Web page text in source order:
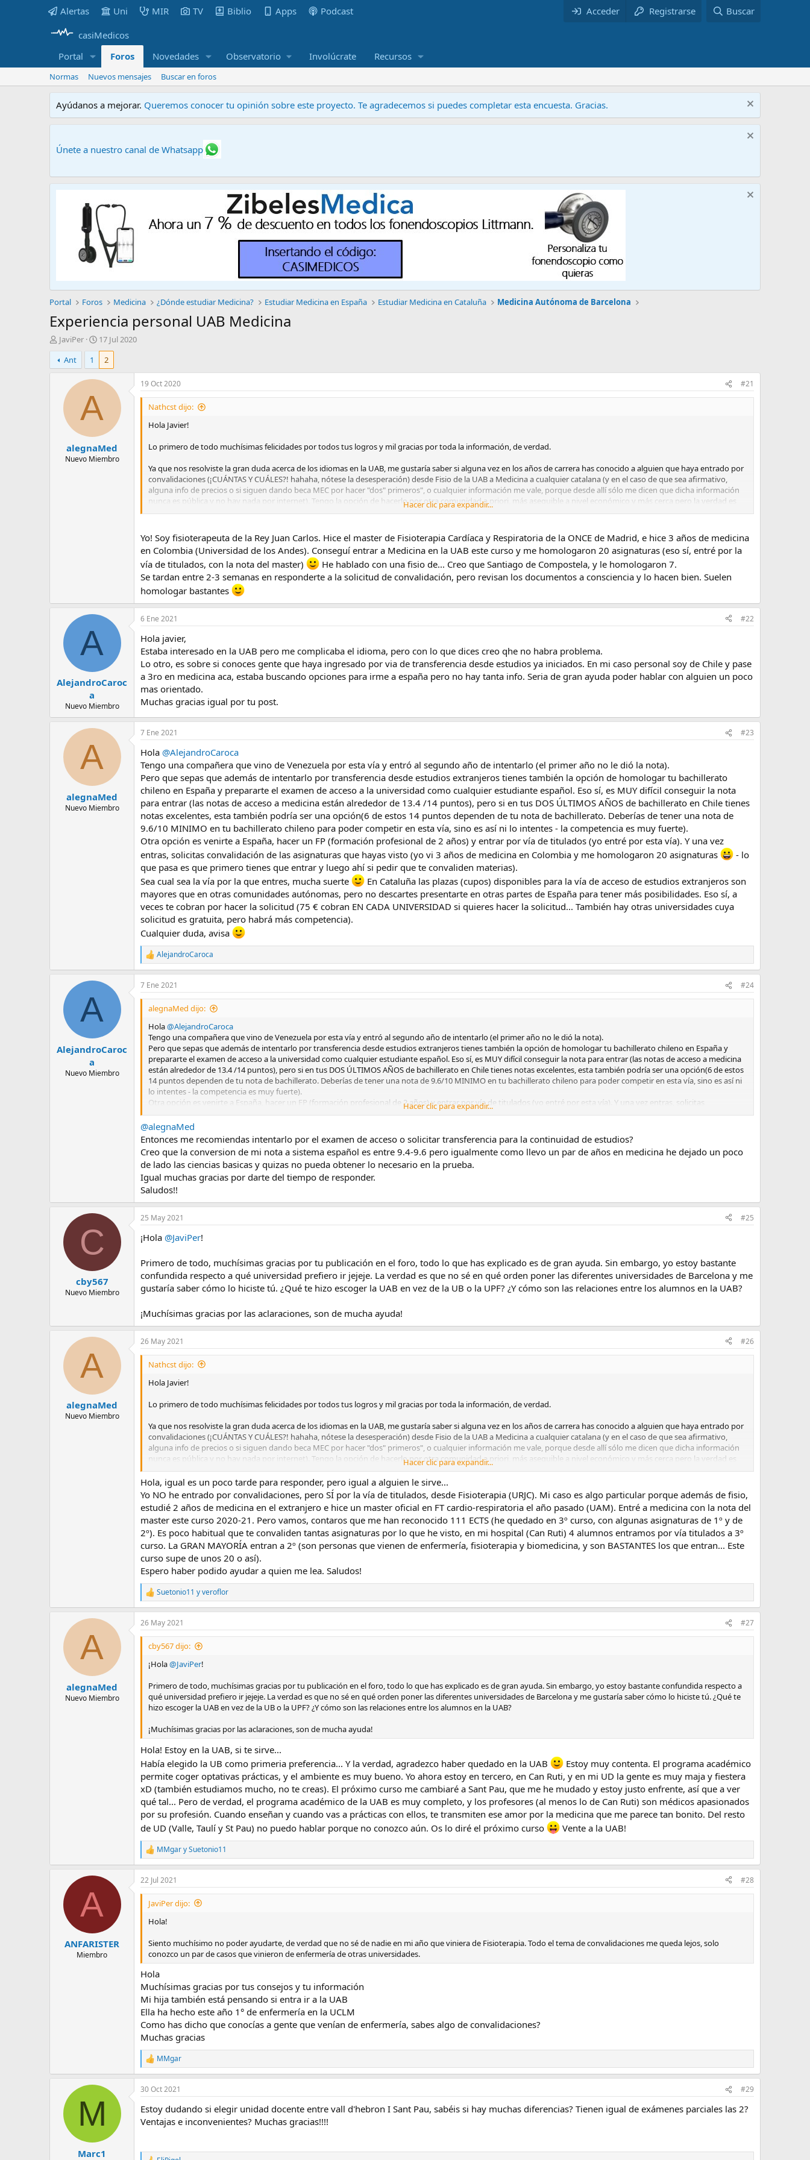
Alertas Uni MIR TV Biblio Apps Podcast Acceder Registrarse
Buscar
casiMedicos
Portal
Foros Novedades Observatorio Involúcrate Recursos
Normas Nuevos mensajes Buscar en foros
Ayúdanos a mejorar. Queremos conocer tu opinión sobre este proyecto. Te agradecemos si puedes completar esta encuesta. Gracias.
Únete a nuestro canal de Whatsapp
Portal Foros Medicina ¿Dónde estudiar Medicina? Estudiar Medicina en España Estudiar Medicina en Cataluña Medicina Autónoma de Barcelona
Experiencia personal UAB Medicina
A
u
t
o
JaviPer
F
e
h
a
i
i
c
i
17 Jul 2020
Ant
1 2
A
alegnaMed
Nuevo Miembro
19 Oct 2020 #21
Nathcst dijo:
Hola Javier!
Lo primero de todo muchísimas felicidades por todos tus logros y mil gracias por toda la información, de verdad.
Ya que nos resolviste la gran duda acerca de los idiomas en la UAB, me gustaría saber si alguna vez en los años de carrera has conocido a alguien que haya entrado por
convalidaciones (¡CUÁNTAS Y CUÁLES?! hahaha, nótese la desesperación) desde Fisio de la UAB a Medicina a cualquier catalana (y en el caso de que sea afirmativo,
alguna info de precios o si siguen dando beca MEC por hacer "dos" primeros", o cualquier información me vale, porque desde allí sólo me dicen que dicha información
nunca es pública y no hay nada por internet). Tengo la opción de hacerlo por otra comunidad a priori, más asequible a nivel económico y más cerca pero la verdad es
que en plan de estudios y convenios catalanes me enamoran desde hace años y si voy a apostar por todo agradecería cualquier información fiable por tu parte o de
Lo dicho, ¡¡enhorabuena por todo y muchas gracias de antemano!!
Y enhorabuena también a todos los que lo habéis conseguido!! ¡Mucha suerte y a por todas chicos!
Hacer clic para expandir...
Yo! Soy fisioterapeuta de la Rey Juan Carlos. Hice el master de Fisioterapia Cardíaca y Respiratoria de la ONCE de Madrid, e hice 3 años de medicina
en Colombia (Universidad de los Andes). Conseguí entrar a Medicina en la UAB este curso y me homologaron 20 asignaturas (eso sí, entré por la
vía de titulados, con la nota del master)
He hablado con una fisio de... Creo que Santiago de Compostela, y le homologaron 7.
Se tardan entre 2-3 semanas en responderte a la solicitud de convalidación, pero revisan los documentos a consciencia y lo hacen bien. Suelen
homologar bastantes
A
AlejandroCaroc
a
Nuevo Miembro
6 Ene 2021 #22
Hola javier,
Estaba interesado en la UAB pero me complicaba el idioma, pero con lo que dices creo qhe no habra problema.
Lo otro, es sobre si conoces gente que haya ingresado por via de transferencia desde estudios ya iniciados. En mi caso personal soy de Chile y pase
a 3ro en medicina aca, estaba buscando opciones para irme a españa pero no hay tanta info. Seria de gran ayuda poder hablar con alguien un poco
mas orientado.
Muchas gracias igual por tu post.
A
alegnaMed
Nuevo Miembro
7 Ene 2021 #23
Hola @AlejandroCaroca
Tengo una compañera que vino de Venezuela por esta vía y entró al segundo año de intentarlo (el primer año no le dió la nota).
Pero que sepas que además de intentarlo por transferencia desde estudios extranjeros tienes también la opción de homologar tu bachillerato
chileno en España y prepararte el examen de acceso a la universidad como cualquier estudiante español. Eso sí, es MUY difícil conseguir la nota
para entrar (las notas de acceso a medicina están alrededor de 13.4 /14 puntos), pero si en tus DOS ÚLTIMOS AÑOS de bachillerato en Chile tienes
notas excelentes, esta también podría ser una opción(6 de estos 14 puntos dependen de tu nota de bachillerato. Deberías de tener una nota de
9.6/10 MINIMO en tu bachillerato chileno para poder competir en esta vía, sino es así ni lo intentes - la competencia es muy fuerte).
Otra opción es venirte a España, hacer un FP (formación profesional de 2 años) y entrar por vía de titulados (yo entré por esta vía). Y una vez
entras, solicitas convalidación de las asignaturas que hayas visto (yo vi 3 años de medicina en Colombia y me homologaron 20 asignaturas
- lo
que pasa es que primero tienes que entrar y luego ahí si pedir que te convaliden materias).
Sea cual sea la vía por la que entres, mucha suerte
En Cataluña las plazas (cupos) disponibles para la vía de acceso de estudios extranjeros son
mayores que en otras comunidades autónomas, pero no descartes presentarte en otras partes de España para tener más posibilidades. Eso sí, a
veces te cobran por hacer la solicitud (75 € cobran EN CADA UNIVERSIDAD si quieres hacer la solicitud... También hay otras universidades cuya
solicitud es gratuita, pero habrá más competencia).
Cualquier duda, avisa
R
e
a
c
c
e
AlejandroCaroca
A
AlejandroCaroc
a
Nuevo Miembro
7 Ene 2021 #24
alegnaMed dijo:
Hola@AlejandroCaroca
Tengo una compañera que vino de Venezuela por esta vía y entró al segundo año de intentarlo (el primer año no le dió la nota).
Pero que sepas que además de intentarlo por transferencia desde estudios extranjeros tienes también la opción de homologar tu bachillerato chileno en España y
prepararte el examen de acceso a la universidad como cualquier estudiante español. Eso sí, es MUY difícil conseguir la nota para entrar (las notas de acceso a medicina
están alrededor de 13.4 /14 puntos), pero si en tus DOS ÚLTIMOS AÑOS de bachillerato en Chile tienes notas excelentes, esta también podría ser una opción(6 de estos
14 puntos dependen de tu nota de bachillerato. Deberías de tener una nota de 9.6/10 MINIMO en tu bachillerato chileno para poder competir en esta vía, sino es así ni
lo intentes - la competencia es muy fuerte).
Otra opción es venirte a España, hacer un FP (formación profesional de 2 años) y entrar por vía de titulados (yo entré por esta vía). Y una vez entras, solicitas
convalidación de las asignaturas que hayas visto (yo vi 3 años de medicina en Colombia y me homologaron 20 asignaturas
- lo que pasa es que primero tienes que
entrar y luego ahí si pedir que te convaliden materias).
Sea cual sea la vía por la que entres, mucha suerte
En Cataluña las plazas (cupos) disponibles para la vía de acceso de estudios extranjeros son mayores que en
otras comunidades autónomas, pero no descartes presentarte en otras partes de España para tener más posibilidades. Eso sí, a veces te cobran por hacer la solicitud
(75 € cobran EN CADA UNIVERSIDAD si quieres hacer la solicitud... También hay otras universidades cuya solicitud es gratuita, pero habrá más competencia).
Cualquier duda, avisa
Hacer clic para expandir...
@alegnaMed
Entonces me recomiendas intentarlo por el examen de acceso o solicitar transferencia para la continuidad de estudios?
Creo que la conversion de mi nota a sistema español es entre 9.4-9.6 pero igualmente como llevo un par de años en medicina he dejado un poco
de lado las ciencias basicas y quizas no pueda obtener lo necesario en la prueba.
Igual muchas gracias por darte del tiempo de responder.
Saludos!!
C
cby567
Nuevo Miembro
25 May 2021 #25
¡Hola @JaviPer!
Primero de todo, muchísimas gracias por tu publicación en el foro, todo lo que has explicado es de gran ayuda. Sin embargo, yo estoy bastante
confundida respecto a qué universidad prefiero ir jejeje. La verdad es que no sé en qué orden poner las diferentes universidades de Barcelona y me
gustaría saber cómo lo hiciste tú. ¿Qué te hizo escoger la UAB en vez de la UB o la UPF? ¿Y cómo son las relaciones entre los alumnos en la UAB?
¡Muchísimas gracias por las aclaraciones, son de mucha ayuda!
A
alegnaMed
Nuevo Miembro
26 May 2021 #26
Nathcst dijo:
Hola Javier!
Lo primero de todo muchísimas felicidades por todos tus logros y mil gracias por toda la información, de verdad.
Ya que nos resolviste la gran duda acerca de los idiomas en la UAB, me gustaría saber si alguna vez en los años de carrera has conocido a alguien que haya entrado por
convalidaciones (¡CUÁNTAS Y CUÁLES?! hahaha, nótese la desesperación) desde Fisio de la UAB a Medicina a cualquier catalana (y en el caso de que sea afirmativo,
alguna info de precios o si siguen dando beca MEC por hacer "dos" primeros", o cualquier información me vale, porque desde allí sólo me dicen que dicha información
nunca es pública y no hay nada por internet). Tengo la opción de hacerlo por otra comunidad a priori, más asequible a nivel económico y más cerca pero la verdad es
que en plan de estudios y convenios catalanes me enamoran desde hace años y si voy a apostar por todo agradecería cualquier información fiable por tu parte o de
algún lector, aunque mínima.
Lo dicho, ¡¡enhorabuena por todo y muchas gracias de antemano!!
Y enhorabuena también a todos los que lo habéis conseguido!! ¡Mucha suerte y a por todas chicos!
Hacer clic para expandir...
Hola, igual es un poco tarde para responder, pero igual a alguien le sirve...
Yo NO he entrado por convalidaciones, pero SÍ por la vía de titulados, desde Fisioterapia (URJC). Mi caso es algo particular porque además de fisio,
estudié 2 años de medicina en el extranjero e hice un master oficial en FT cardio-respiratoria el año pasado (UAM). Entré a medicina con la nota del
master este curso 2020-21. Pero vamos, contaros que me han reconocido 111 ECTS (he quedado en 3º curso, con algunas asignaturas de 1º y de
2º). Es poco habitual que te convaliden tantas asignaturas por lo que he visto, en mi hospital (Can Ruti) 4 alumnos entramos por vía titulados a 3º
curso. La GRAN MAYORÍA entran a 2º (son personas que vienen de enfermería, fisioterapia y biomedicina, y son BASTANTES los que entran... Este
curso supe de unos 20 o así).
Espero haber podido ayudar a quien me lea. Saludos!
R
e
a
c
c
Suetonio11 yveroflor
A
alegnaMed
Nuevo Miembro
26 May 2021 #27
cby567 dijo:
¡Hola@JaviPer!
Primero de todo, muchísimas gracias por tu publicación en el foro, todo lo que has explicado es de gran ayuda. Sin embargo, yo estoy bastante confundida respecto a
qué universidad prefiero ir jejeje. La verdad es que no sé en qué orden poner las diferentes universidades de Barcelona y me gustaría saber cómo lo hiciste tú. ¿Qué te
hizo escoger la UAB en vez de la UB o la UPF? ¿Y cómo son las relaciones entre los alumnos en la UAB?
¡Muchísimas gracias por las aclaraciones, son de mucha ayuda!
Hola! Estoy en la UAB, si te sirve...
Había elegido la UB como primeria preferencia... Y la verdad, agradezco haber quedado en la UAB
Estoy muy contenta. El programa académico
permite coger optativas prácticas, y el ambiente es muy bueno. Yo ahora estoy en tercero, en Can Ruti, y en mi UD la gente es muy maja y fiestera
xD (también estudiamos mucho, no te creas). El próximo curso me cambiaré a Sant Pau, que me he mudado y estoy justo enfrente, así que a ver
qué tal... Pero de verdad, el programa académico de la UAB es muy completo, y los profesores (al menos lo de Can Ruti) son médicos apasionados
por su profesión. Cuando enseñan y cuando vas a prácticas con ellos, te transmiten ese amor por la medicina que me parece tan bonito. Del resto
de UD (Valle, Taulí y St Pau) no puedo hablar porque no conozco aún. Os lo diré el próximo curso
Vente a la UAB!
R
e
a
c
c
o
MMgarySuetonio11
A
ANFARISTER
Miembro
22 Jul 2021 #28
JaviPer dijo:
Hola!
Siento muchísimo no poder ayudarte, de verdad que no sé de nadie en mi año que viniera de Fisioterapia. Todo el tema de convalidaciones me queda lejos, solo
conozco un par de casos que vinieron de enfermería de otras universidades.
Hola
Muchísimas gracias por tus consejos y tu información
Mi hija también está pensando si entra ir a la UAB
Ella ha hecho este año 1° de enfermería en la UCLM
Como has dicho que conocías a gente que venían de enfermería, sabes algo de convalidaciones?
Muchas gracias
R
e
a
c
i
o
s
MMgar
M
Marc1
30 Oct 2021 #29
Estoy dudando si elegir unidad docente entre vall d'hebron I Sant Pau, sabéis si hay muchas diferencias? Tienen igual de exámenes parciales las 2?
Ventajas e inconvenientes? Muchas gracias!!!!